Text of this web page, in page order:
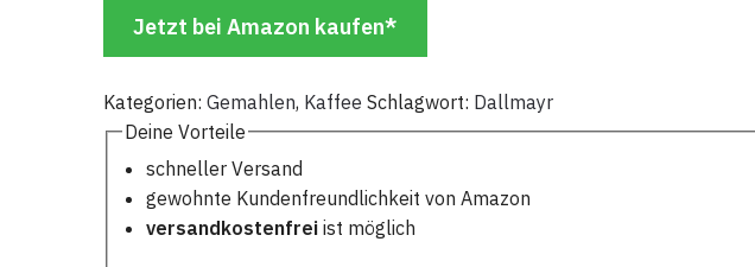
Jetzt bei Amazon kaufen*
Kategorien: Gemahlen, Kaffee Schlagwort: Dallmayr
Deine Vorteile
schneller Versand
gewohnte Kundenfreundlichkeit von Amazon
versandkostenfrei ist möglich